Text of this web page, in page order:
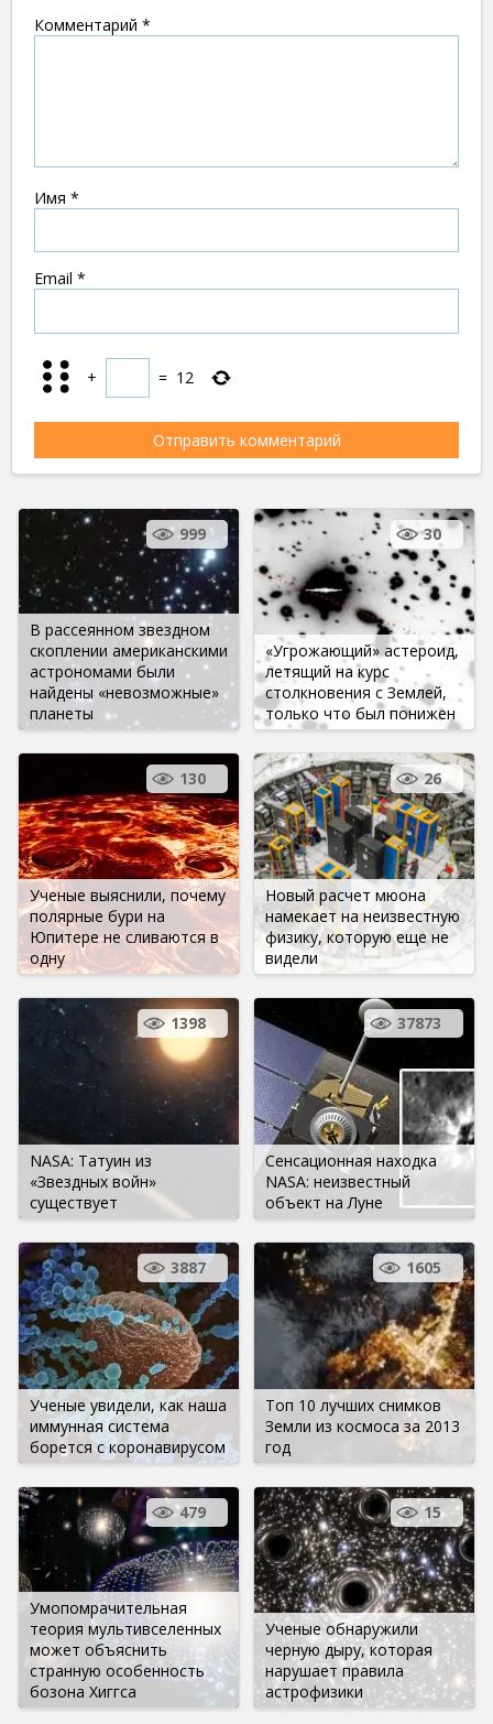
Комментарий *
Имя *
Email *
+ = 12
В рассеянном звездном
скоплении американскими
астрономами были
найдены «невозможные»
планеты
999
«Угрожающий» астероид,
летящий на курс
столкновения с Землей,
только что был понижен
30
Ученые выяснили, почему
полярные бури на
Юпитере не сливаются в
одну
130
Новый расчет мюона
намекает на неизвестную
физику, которую еще не
видели
26
NASA: Татуин из
«Звездных войн»
существует
1398
Сенсационная находка
NASA: неизвестный
объект на Луне
37873
Ученые увидели, как наша
иммунная система
борется с коронавирусом
3887
Топ 10 лучших снимков
Земли из космоса за 2013
год
1605
Умопомрачительная
теория мультивселенных
может объяснить
странную особенность
бозона Хиггса
479
Ученые обнаружили
черную дыру, которая
нарушает правила
астрофизики
15